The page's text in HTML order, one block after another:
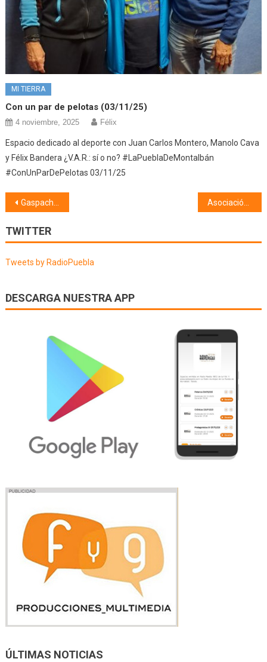
MI TIERRA
Con un par de pelotas (03/11/25)
4 noviembre, 2025 Félix
Espacio dedicado al deporte con Juan Carlos Montero, Manolo Cava
y Félix Bandera ¿V.A.R.: sí o no? #LaPueblaDeMontalbán
#ConUnParDePelotas 03/11/25
Navegación
de
entradas
Gaspacheo Nacional, internacional y otras curiosidades (22/01/18)
TWITTER
Tweets by RadioPuebla
DESCARGA NUESTRA APP
ÚLTIMAS NOTICIAS